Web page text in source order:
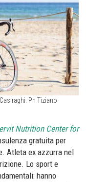
Ph Tiziano
Nutrition Center for
gratuita per
Atleta ex azzurra nel
Lo sport e
hanno